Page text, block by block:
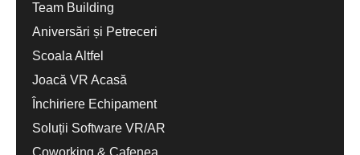
Team Building
Aniversări și Petreceri
Scoala Altfel
Joacă VR Acasă
Închiriere Echipament
Soluții Software VR/AR